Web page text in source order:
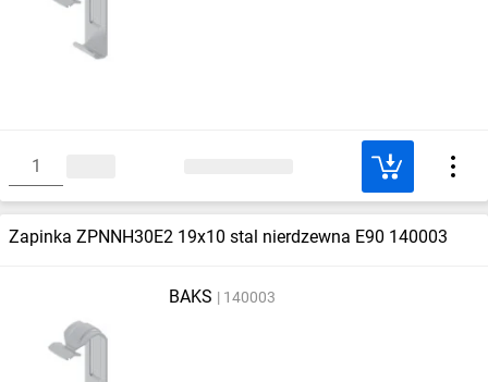
Zapinka ZPNNH30E2 19x10 stal nierdzewna E90 140003
BAKS 140003